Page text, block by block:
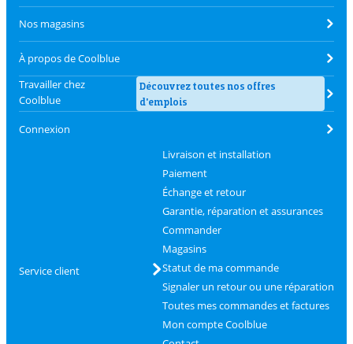
Nos magasins
À propos de Coolblue
Travailler chez
Coolblue
Découvrez toutes nos offres
d'emplois
Connexion
Service client
Livraison et installation
Paiement
Échange et retour
Garantie, réparation et assurances
Commander
Magasins
Statut de ma commande
Signaler un retour ou une réparation
Toutes mes commandes et factures
Mon compte Coolblue